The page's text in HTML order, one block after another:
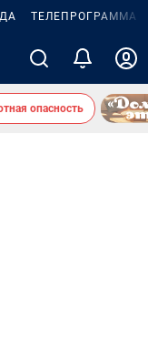
ТЕЛЕПРОГРАММА
опасность